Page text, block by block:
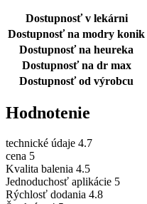
Dostupnosť v lekárni
Dostupnosť na modry konik
Dostupnosť na heureka
Dostupnosť na dr max
Dostupnosť od výrobcu
Hodnotenie
technické údaje 4.7
cena 5
Kvalita balenia 4.5
Jednoduchosť aplikácie 5
Rýchlosť dodania 4.8